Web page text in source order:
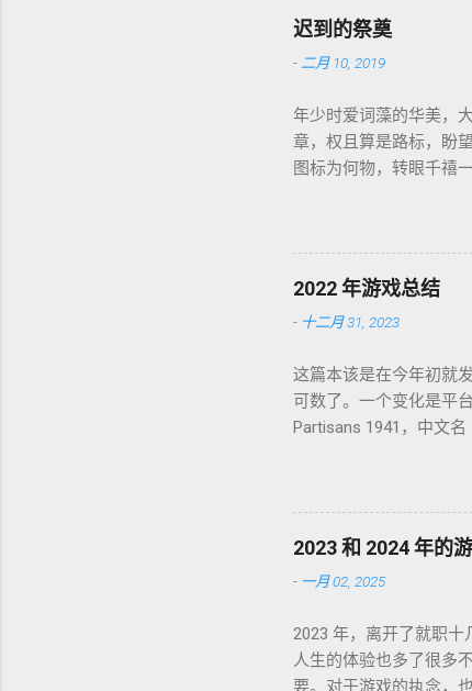
迟到的祭奠
- 二月 10, 2019
年少时爱词藻的华美，
章，权且算是路标，盼
图标为何物，转眼千禧
个如我一样的人鞠躬
所悟，才能在黎明前草
喜，又把这个江湖的规
答案，只在笔墨尽处引
2022 年游戏总结
- 十二月 31, 2023
这篇本该是在今年初就
可数了。一个变化是平
Partisans 1941，中文
游戏。 Lost Ruins，
2022-02-01 通关，
戏体验很像是观看一部
还是没有耗时记录。这
时。如果说战神 4 是成
曾经严肃尝试 3 次都没
2023 和 2024 年的
- 一月 02, 2025
2023 年，离开了就职十
人生的体验也多了很多
要。对于游戏的执念，